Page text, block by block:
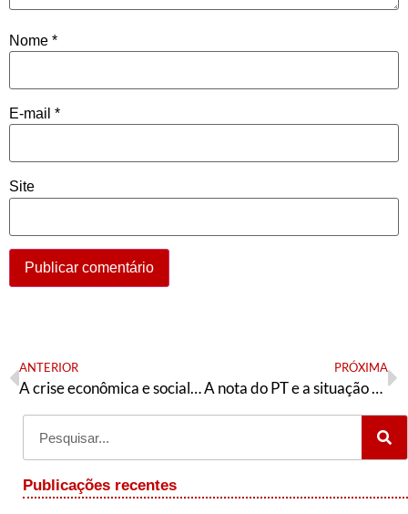
Nome *
E-mail *
Site
ANTERIOR
A crise econômica e social e a ampliação do núcleo militar no governo Bolsonaro
PRÓXIMA
A nota do PT e a situação no Ceará
Publicações recentes